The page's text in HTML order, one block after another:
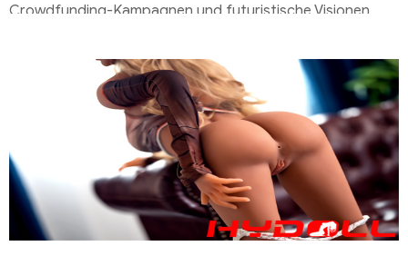
Crowdfunding-Kampagnen und futuristische Visionen
sich emotionale Nähe, Interaktion und technologische
Innovation wünschen. Doch nach dem ersten Hype stellt
sich für viele eine entscheidende Frage:Was davon ist
heute tatsächlich kaufbar – und was bleibt […]